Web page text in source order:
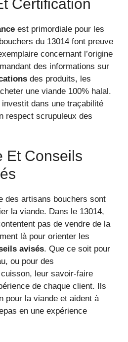
Certification
est primordiale pour les
du 13014 font preuve
concernant l’origine
des informations sur
des produits, les
une viande 100% halal.
dans une traçabilité
respect scrupuleux des
Et Conseils
des artisans bouchers sont
la viande. Dans le 13014,
pas de vendre de la
là pour orienter les
avisés. Que ce soit pour
ou pour des
leur savoir-faire
de chaque client. Ils
pour la viande et aident à
en une expérience